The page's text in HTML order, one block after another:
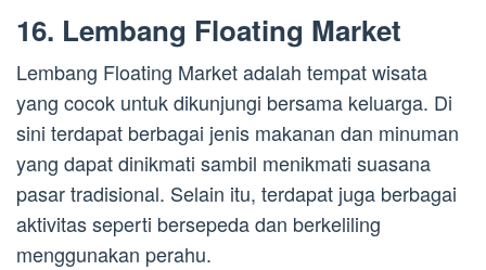
16. Lembang Floating Market
Lembang Floating Market adalah tempat wisata
yang cocok untuk dikunjungi bersama keluarga. Di
sini terdapat berbagai jenis makanan dan minuman
yang dapat dinikmati sambil menikmati suasana
pasar tradisional. Selain itu, terdapat juga berbagai
aktivitas seperti bersepeda dan berkeliling
menggunakan perahu.